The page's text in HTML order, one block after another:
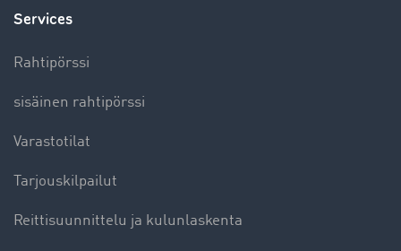
Services
Rahtipörssi
sisäinen rahtipörssi
Varastotilat
Tarjouskilpailut
Reittisuunnittelu ja kulunlaskenta